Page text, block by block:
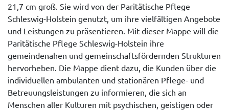
21,7 cm groß. Sie wird von der Paritätische Pflege
Schleswig-Holstein genutzt, um ihre vielfältigen Angebote
und Leistungen zu präsentieren. Mit dieser Mappe will die
Paritätische Pflege Schleswig-Holstein ihre
gemeindenahen und gemeinschaftsfördernden Strukturen
hervorheben. Die Mappe dient dazu, die Kunden über die
individuellen ambulanten und stationären Pflege- und
Betreuungsleistungen zu informieren, die sich an
Menschen aller Kulturen mit psychischen, geistigen oder